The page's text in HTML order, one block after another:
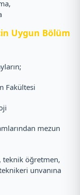
Uygun Bölüm
Fakültesi
mezun
teknik öğretmen,
unvanına